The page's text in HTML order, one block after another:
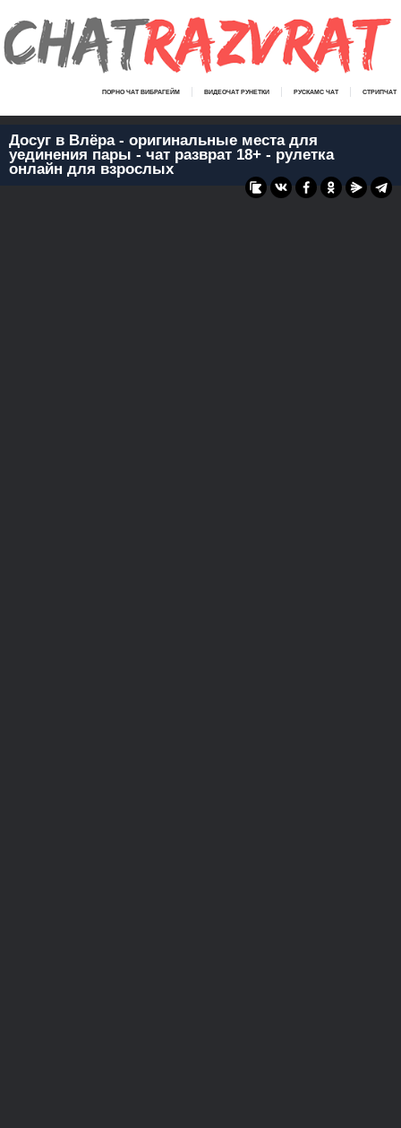
ПОРНО ЧАТ ВИБРАГЕЙМ ВИДЕОЧАТ РУНЕТКИ РУСКАМС ЧАТ СТРИПЧАТ
Досуг в Влёра - оригинальные места для
уединения пары - чат разврат 18+ - рулетка
онлайн для взрослых